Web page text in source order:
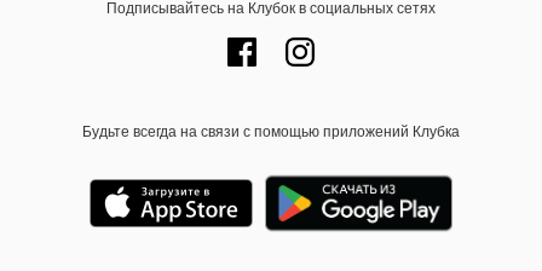
Подписывайтесь на Клубок в социальных сетях
Будьте всегда на связи с помощью приложений Клубка